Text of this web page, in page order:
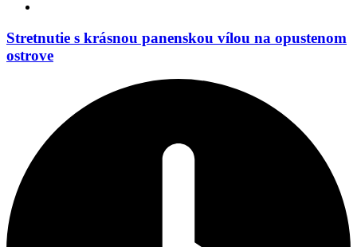
Stretnutie s krásnou panenskou vílou na opustenom
ostrove